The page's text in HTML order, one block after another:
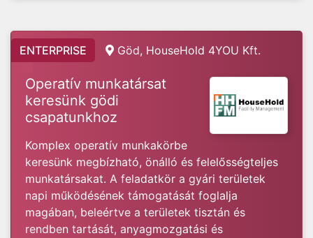
ENTERPRISE Göd, HouseHold 4YOU Kft.
Operatív munkatársat
keresünk gödi
csapatunkhoz
Komplex operatív munkakörbe
keresünk megbízható, önálló és felelősségteljes
munkatársakat. A feladatkör a gyári területek
napi működésének támogatását foglalja
magában, beleértve a területek tisztán és
rendben tartását, anyagmozgatási és